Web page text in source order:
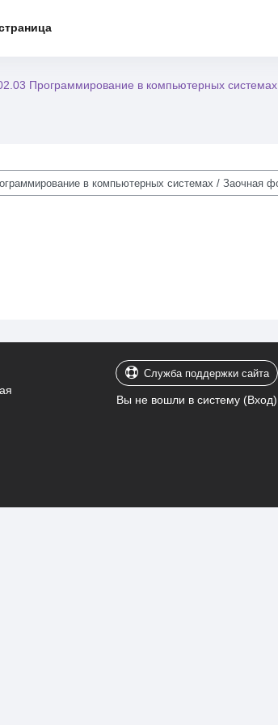
Программирование в компьютерных системах
Служба поддержки сайта
Вы не вошли в систему (Вход)